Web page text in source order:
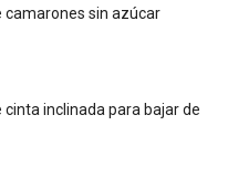
camarones sin azúcar
inclinada para bajar de